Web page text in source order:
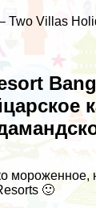
Two Villas
мороженное,
🙂